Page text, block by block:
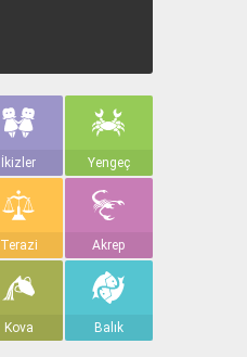
İkizler Yengeç
Terazi Akrep
Kova Balık